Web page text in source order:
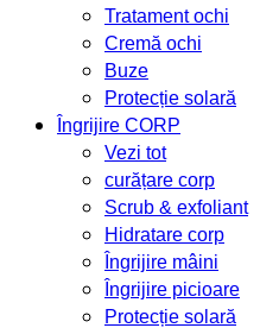
Tratament ochi
Cremă ochi
Buze
Protecție solară
Îngrijire CORP
Vezi tot
curățare corp
Scrub & exfoliant
Hidratare corp
Îngrijire mâini
Îngrijire picioare
Protecție solară